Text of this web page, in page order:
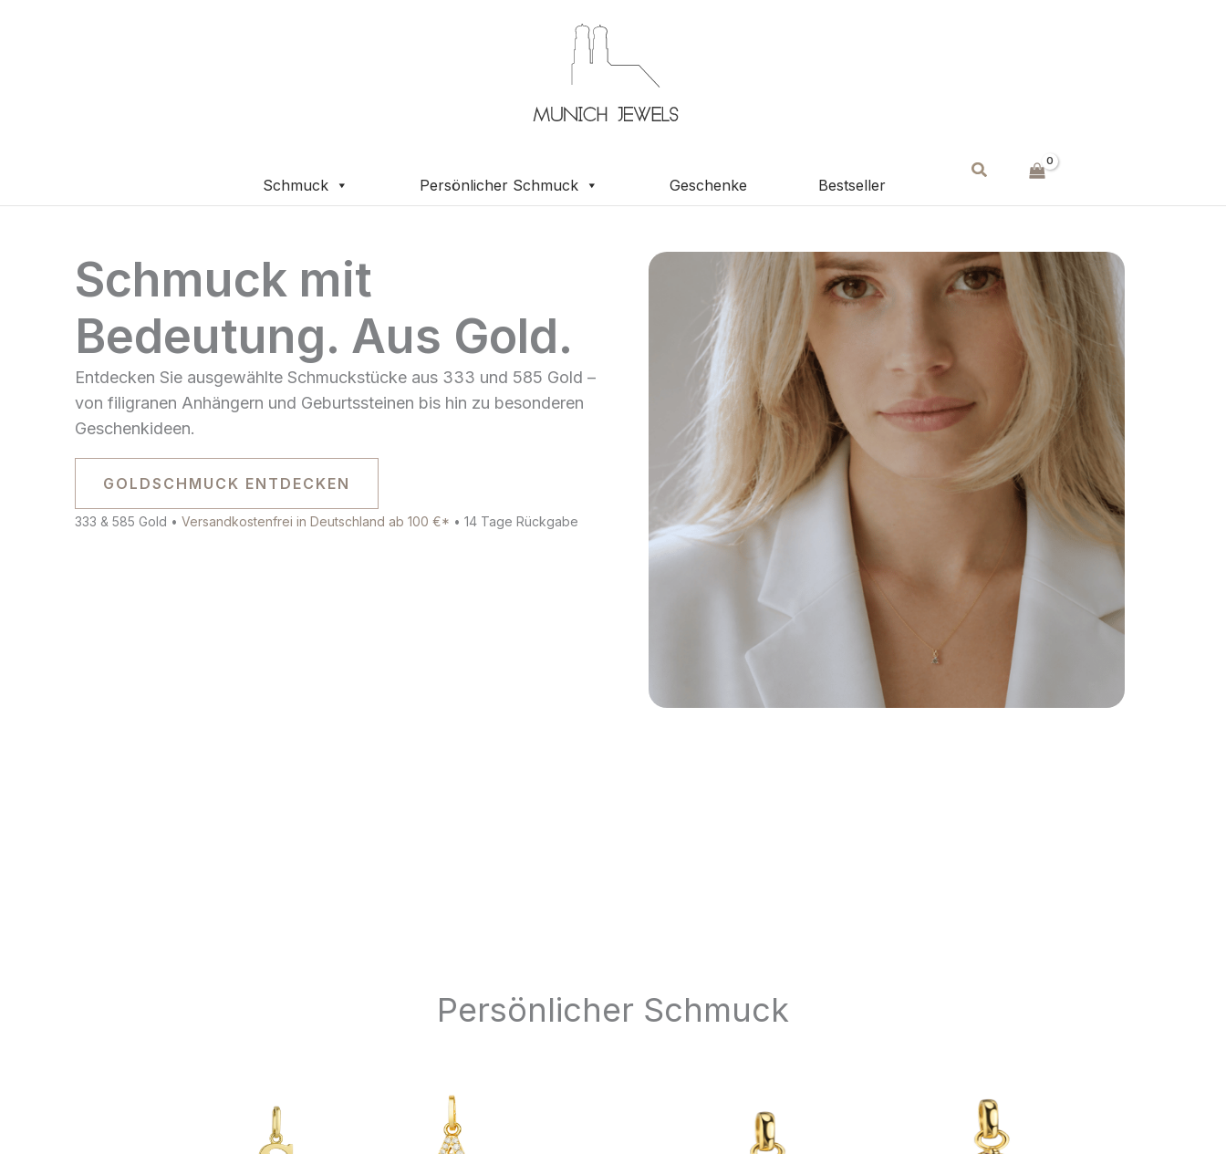
Schmuck Persönlicher Schmuck Geschenke Bestseller
Suchen
Schmuck mit
Bedeutung. Aus Gold.
Entdecken Sie ausgewählte Schmuckstücke aus 333 und 585 Gold –
von filigranen Anhängern und Geburtssteinen bis hin zu besonderen
Geschenkideen.
GOLDSCHMUCK ENTDECKEN
333 & 585 Gold • Versandkostenfrei in Deutschland ab 100 €* • 14 Tage Rückgabe
Persönlicher Schmuck